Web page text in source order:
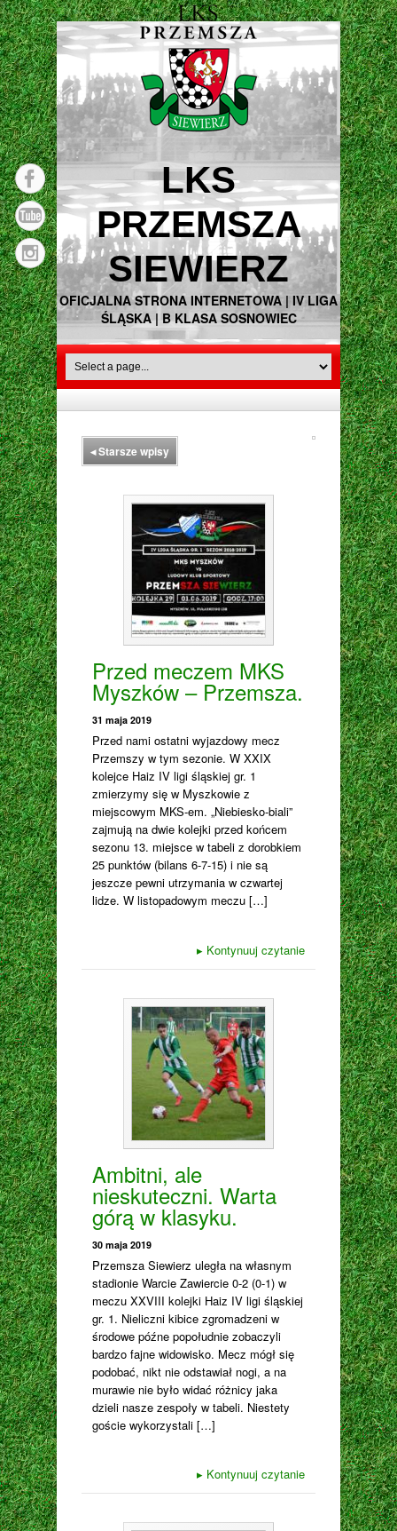
LKS
PRZEMSZA
SIEWIERZ
OFICJALNA STRONA INTERNETOWA | IV LIGA
ŚLĄSKA | B KLASA SOSNOWIEC
◂Starsze wpisy
Przed meczem MKS
Myszków – Przemsza.
31 maja 2019
Przed nami ostatni wyjazdowy mecz
Przemszy w tym sezonie. W XXIX
kolejce Haiz IV ligi śląskiej gr. 1
zmierzymy się w Myszkowie z
miejscowym MKS-em. „Niebiesko-biali”
zajmują na dwie kolejki przed końcem
sezonu 13. miejsce w tabeli z dorobkiem
25 punktów (bilans 6-7-15) i nie są
jeszcze pewni utrzymania w czwartej
lidze. W listopadowym meczu […]
▸ Kontynuuj czytanie
Ambitni, ale
nieskuteczni. Warta
górą w klasyku.
30 maja 2019
Przemsza Siewierz uległa na własnym
stadionie Warcie Zawiercie 0-2 (0-1) w
meczu XXVIII kolejki Haiz IV ligi śląskiej
gr. 1. Nieliczni kibice zgromadzeni w
środowe późne popołudnie zobaczyli
bardzo fajne widowisko. Mecz mógł się
podobać, nikt nie odstawiał nogi, a na
murawie nie było widać różnicy jaka
dzieli nasze zespoły w tabeli. Niestety
goście wykorzystali […]
▸ Kontynuuj czytanie